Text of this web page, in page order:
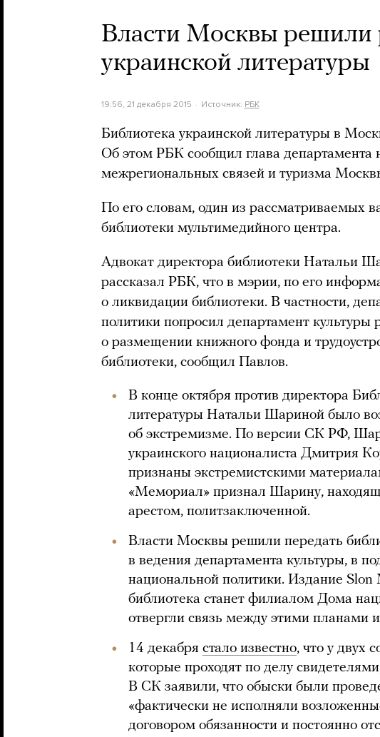
Власти Москвы решили
украинской литературы
19:56, 21 декабря 2015 Источник: РБК
Библиотека украинской литературы в
Об этом РБК сообщил глава департамента
межрегиональных связей и туризма
По его словам, один из рассматриваемых
библиотеки мультимедийного центра.
Адвокат директора библиотеки Натальи
рассказал РБК, что в мэрии, по его
о ликвидации библиотеки. В частности,
политики попросил департамент культуры
о размещении книжного фонда и
библиотеки, сообщил Павлов.
В конце октября против директора
литературы Натальи Шариной было
об экстремизме. По версии СК РФ,
украинского националиста Дмитрия
признаны экстремистскими
«Мемориал» признал Шарину,
арестом, политзаключенной.
Власти Москвы решили передать
в ведения департамента культуры, в
национальной политики. Издание Slon
библиотека станет филиалом Дома
отвергли связь между этими планами
14 декабря стало известно, что у двух
которые проходят по делу
В СК заявили, что обыски были
«фактически не исполняли
договором обязанности и постоянно